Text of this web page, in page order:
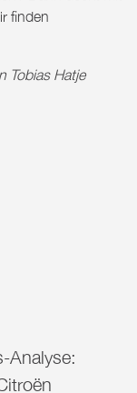
finden
Tobias Hatje
Analyse: